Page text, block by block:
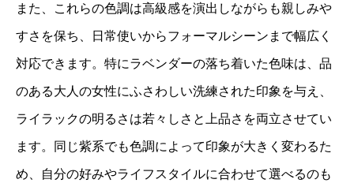
また、これらの色調は高級感を演出しながらも親しみや
すさを保ち、日常使いからフォーマルシーンまで幅広く
対応できます。特にラベンダーの落ち着いた色味は、品
のある大人の女性にふさわしい洗練された印象を与え、
ライラックの明るさは若々しさと上品さを両立させてい
ます。同じ紫系でも色調によって印象が大きく変わるた
め、自分の好みやライフスタイルに合わせて選べるのも